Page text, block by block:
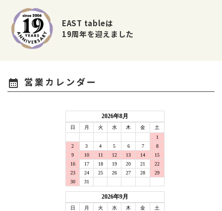
EAST tableは
19周年を迎えました
calendar_month 営業カレンダー